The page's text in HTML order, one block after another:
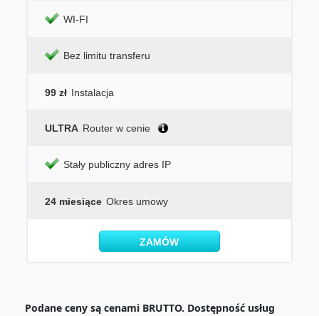
WI-FI
Bez limitu transferu
99 zł Instalacja
ULTRA Router w cenie
Stały publiczny adres IP
24 miesiące Okres umowy
ZAMÓW
Podane ceny są cenami BRUTTO. Dostępność usług